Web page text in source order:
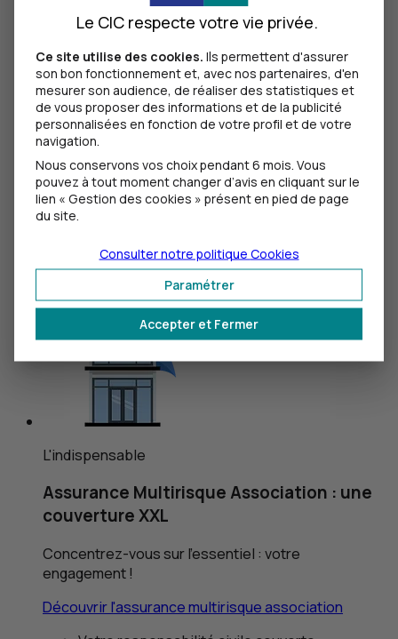
Monetico Online Asso
Simplifiez les paiements en ligne de vos
adhérents avec Monetico Online Asso
Proposez une solution de paiement en ligne à vos
adhérents, même sans site Internet.
Découvrir Monetico Online Asso
Des encaissements simplifiés même sans site
internet
L'indispensable
Assurance Multirisque Association : une
couvertureXXL
Concentrez-vous sur l’essentiel : votre
engagement !
Découvrir l'assurance multirisque association
Le CIC respecte votre vie privée.
Ce site utilise des cookies. Ils permettent d'assurer
son bon fonctionnement et, avec nos partenaires, d'en
mesurer son audience, de réaliser des statistiques et
de vous proposer des informations et de la publicité
personnalisées en fonction de votre profil et de votre
navigation.
Nous conservons vos choix pendant 6 mois. Vous
pouvez à tout moment changer d’avis en cliquant sur le
lien « Gestion des cookies » présent en pied de page
du site.
Accepter et Fermer
Paramétrer
Consulter notre politique Cookies